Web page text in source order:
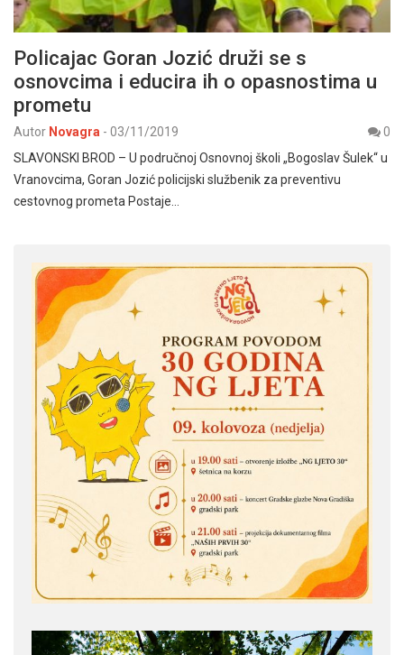
Policajac Goran Jozić druži se s
osnovcima i educira ih o opasnostima u
prometu
Autor Novagra - 03/11/2019
0
SLAVONSKI BROD – U područnoj Osnovnoj školi „Bogoslav Šulek“ u
Vranovcima, Goran Jozić policijski službenik za preventivu
cestovnog prometa Postaje…